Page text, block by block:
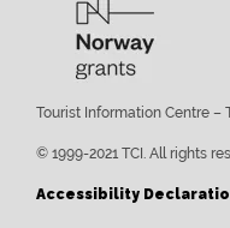
Tourist Information Centre –
© 1999-2021 TCI. All rights
Accessibility